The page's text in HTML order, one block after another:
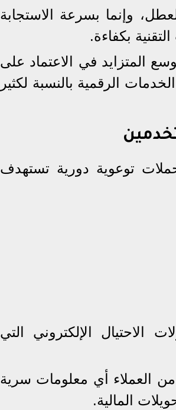
وإنما بسرعة الاستجابة
بكفاءة.
المتزايد في الاعتماد على
الرقمية بالنسبة لكثير
توعوية دورية تستهدف
الإلكتروني التي
من العملاء أي معلومات سرية
المالية.